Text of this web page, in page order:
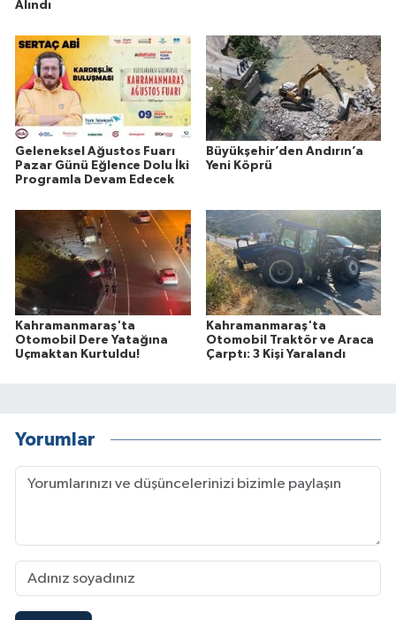
Alındı
Geleneksel Ağustos Fuarı
Pazar Günü Eğlence Dolu İki
Programla Devam Edecek
Büyükşehir’den Andırın’a
Yeni Köprü
Kahramanmaraş'ta
Otomobil Dere Yatağına
Uçmaktan Kurtuldu!
Kahramanmaraş'ta
Otomobil Traktör ve Araca
Çarptı: 3 Kişi Yaralandı
Yorumlar